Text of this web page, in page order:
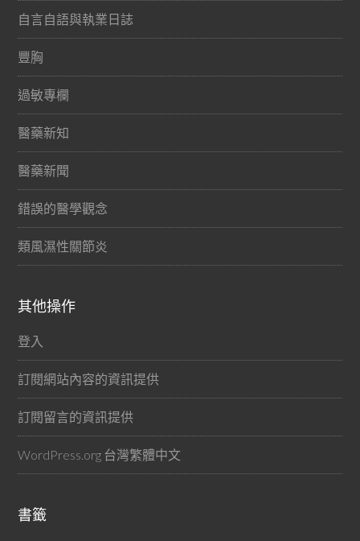
自言自語與執業日誌
豐胸
過敏專欄
醫藥新知
醫藥新聞
錯誤的醫學觀念
類風濕性關節炎
其他操作
登入
訂閱網站內容的資訊提供
訂閱留言的資訊提供
WordPress.org 台灣繁體中文
書籤